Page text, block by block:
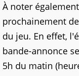
À noter
prochainement
du jeu. En effet,
bande-annonce
5h du matin